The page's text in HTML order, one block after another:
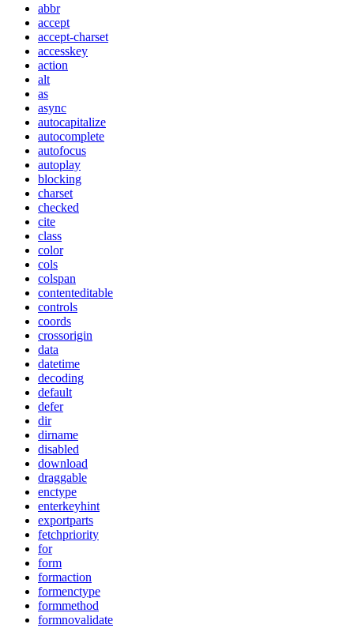
abbr
accept
accept-charset
accesskey
action
alt
as
async
autocapitalize
autocomplete
autofocus
autoplay
blocking
charset
checked
cite
class
color
cols
colspan
contenteditable
controls
coords
crossorigin
data
datetime
decoding
default
defer
dir
dirname
disabled
download
draggable
enctype
enterkeyhint
exportparts
fetchpriority
for
form
formaction
formenctype
formmethod
formnovalidate